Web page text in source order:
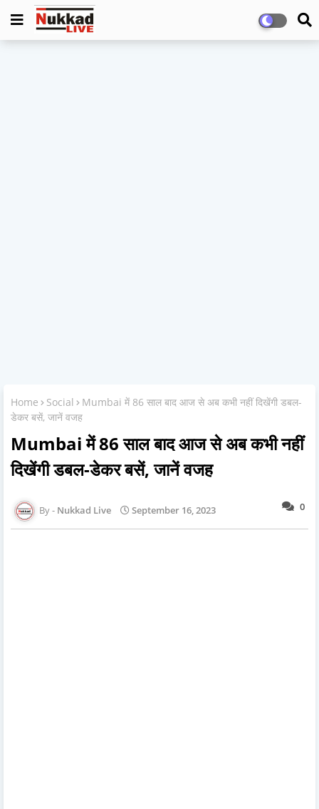
Home Social
Mumbai में 86 साल बाद आज से अब कभी नहीं दिखेंगी डबल-
डेकर बसें, जानें वजह
Mumbai में 86 साल बाद आज से अब कभी नहीं
दिखेंगी डबल-डेकर बसें, जानें वजह
0
Nukkad Live September 16, 2023